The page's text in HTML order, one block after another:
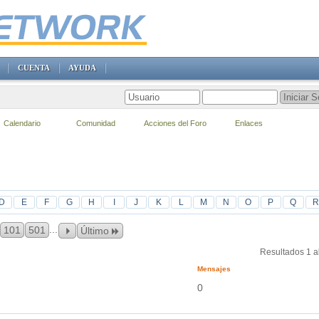
D E F G H J K L M N O P Q R
101 501 Último
Resultados 1
Mensajes
0
CUENTA AYUDA
Calendario Comunidad Acciones del Foro Enlaces